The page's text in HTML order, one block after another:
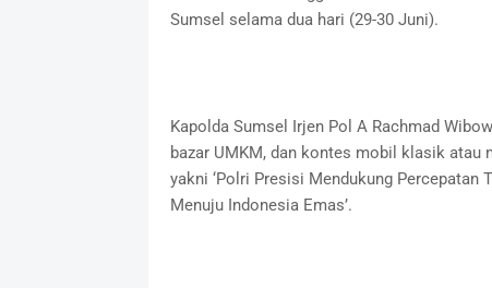
Sumsel selama dua hari (29-30 Juni).
Kapolda Sumsel Irjen Pol A Rachmad
bazar UMKM, dan kontes mobil klasik atau
yakni ‘Polri Presisi Mendukung
Menuju Indonesia Emas’.